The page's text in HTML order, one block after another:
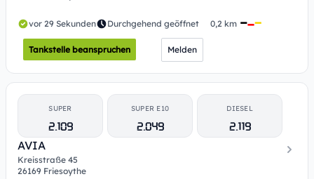
vor 29 Sekunden Durchgehend geöffnet 0,2 km
Tankstelle beanspruchen Melden
SUPER
2.109
SUPER E10
2.049
DIESEL
2.119
AVIA
Kreisstraße 45
26169 Friesoythe